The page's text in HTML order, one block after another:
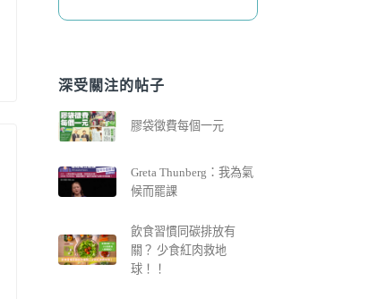
深受關注的帖子
膠袋徵費每個一元
Greta Thunberg：我為氣
候而罷課
飲食習慣同碳排放有
關？ 少食紅肉救地
球！！